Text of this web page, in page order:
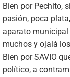
Bien por Pechito,
pasión, poca
aparato municipal
muchos y ojalá
Bien por SAVIO
político, a